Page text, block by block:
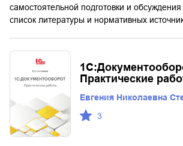
самостоятельной подготовки и
список литературы и нормативных
Практические
Евгения Николаевна
3